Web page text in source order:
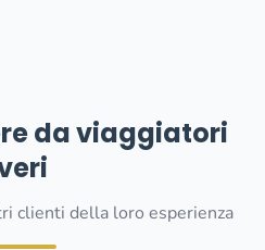
da viaggiatori
clienti della loro esperienza